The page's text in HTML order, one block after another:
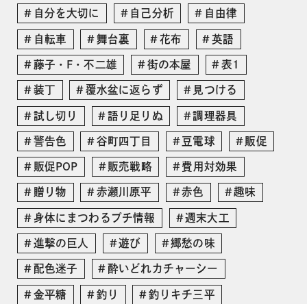
自分を大切に 自己分析 自由律
自転車 舞台裏 花布 英語
藤子・F・不二雄 街の本屋 表1
装丁 覆水盆に返らず 見つける
試し切り 語り足りぬ 調理器具
警告色 谷町四丁目 豆電球 販促
販促POP 販売戦略 費用対効果
贈り物 赤瀬川原平 赤色 趣味
身体にまつわるプチ情報 週末大工
進撃の巨人 遊び 郷愁の味
配色迷子 酔いどれカチャーシー
金平糖 釣り 釣りキチ三平